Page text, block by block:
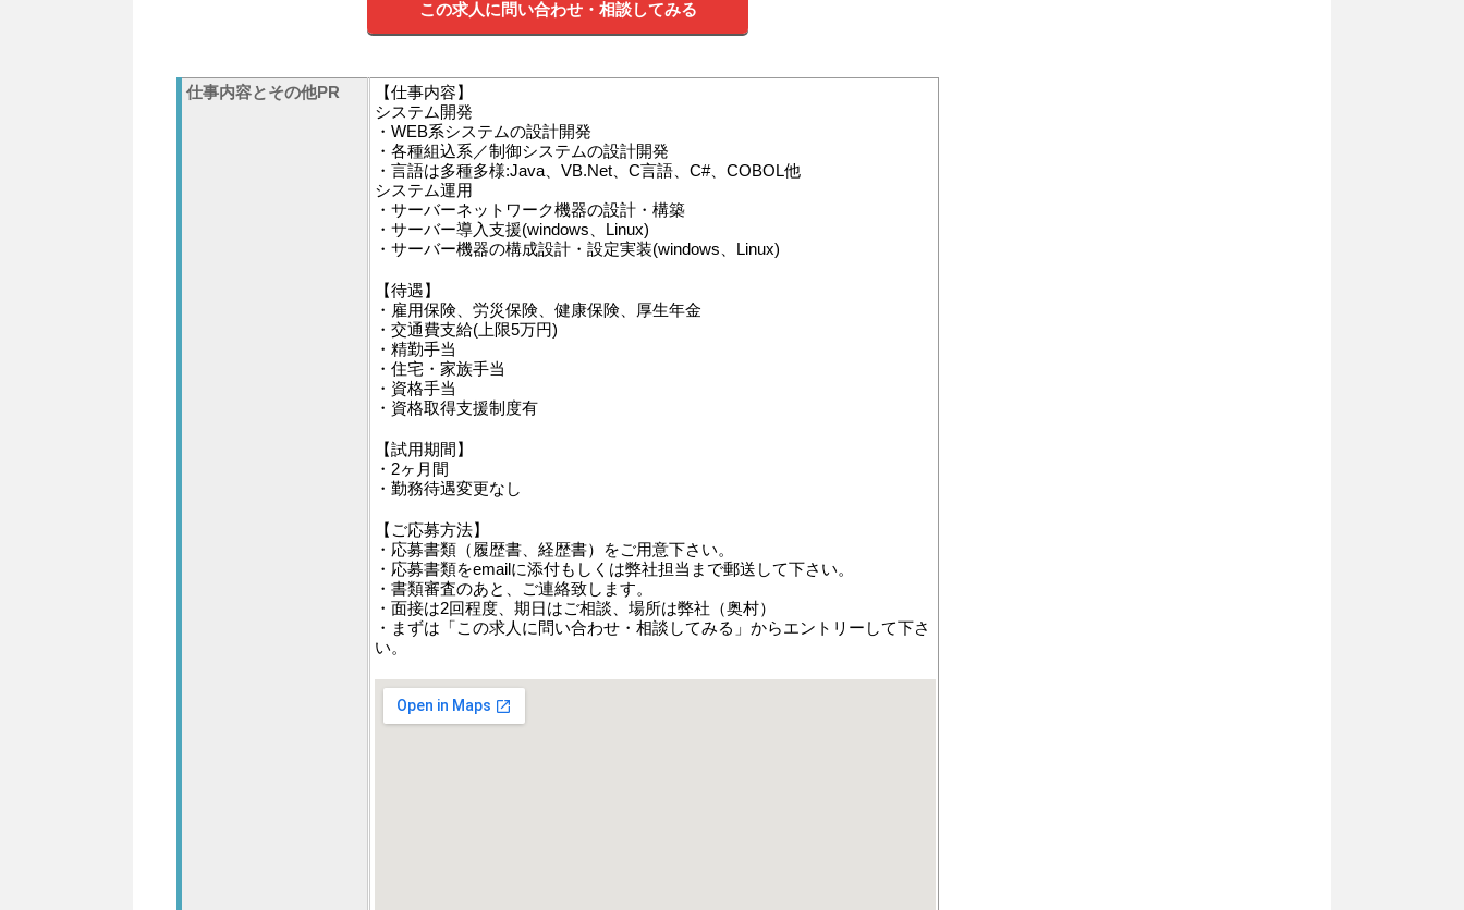
この求人に問い合わせ・相談してみる
仕事内容とその他PR
【仕事内容】
システム開発
・WEB系システムの設計開発
・各種組込系／制御システムの設計開発
・言語は多種多様:Java、VB.Net、C言語、C#、COBOL他
システム運用
・サーバーネットワーク機器の設計・構築
・サーバー導入支援(windows、Linux)
・サーバー機器の構成設計・設定実装(windows、Linux)
【待遇】
・雇用保険、労災保険、健康保険、厚生年金
・交通費支給(上限5万円)
・精勤手当
・住宅・家族手当
・資格手当
・資格取得支援制度有
【試用期間】
・2ヶ月間
・勤務待遇変更なし
【ご応募方法】
・応募書類（履歴書、経歴書）をご用意下さい。
・応募書類をemailに添付もしくは弊社担当まで郵送して下さい。
・書類審査のあと、ご連絡致します。
・面接は2回程度、期日はご相談、場所は弊社（奥村）
・まずは「この求人に問い合わせ・相談してみる」からエントリーして下さ
い。